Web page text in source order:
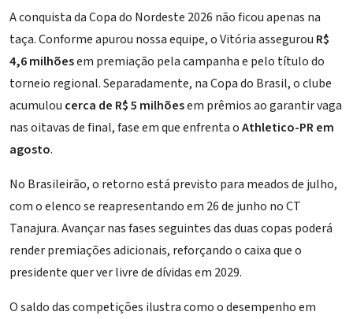
A conquista da Copa do Nordeste 2026 não ficou apenas na
taça. Conforme apurou nossa equipe, o Vitória assegurou R$
4,6 milhõesem premiação pela campanha e pelo título do
torneio regional. Separadamente, na Copa do Brasil, o clube
acumulou cerca de R$ 5 milhõesem prêmios ao garantir vaga
nas oitavas de final, fase em que enfrenta oAthletico-PR em
agosto.
No Brasileirão, o retorno está previsto para meados de julho,
com o elenco se reapresentando em 26 de junho no CT
Tanajura. Avançar nas fases seguintes das duas copas poderá
render premiações adicionais, reforçando o caixa que o
presidente quer ver livre de dívidas em 2029.
O saldo das competições ilustra como o desempenho em